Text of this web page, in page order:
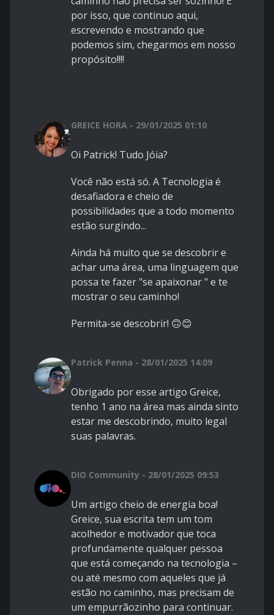
por isso, que continuo aqui,
escrevendo e mostrando que
podemos sim, chegarmos em nosso
propósito!!!!
GREICE HORA - 29/01/2025 01:10
Oi Patrick! Tudo Jóia?
Você não está só. A Tecnologia é
desafiadora e cheio de
possibilidades que a todo momento
estão surgindo...
Ainda há muito que se descobrir e
achar uma área, uma linguagem que
possa te fazer "se apaixonar " e te
mostrar o seu caminho!
Permita-se descobrir! 🙃😊
Patrick Penna - 28/01/2025 14:09
Obrigado por esse artigo Greice,
tenho 1 ano na área mas ainda sinto
estar me descobrindo, muito legal
suas palavras.
DIO Community - 28/01/2025 09:53
Um artigo cheio de energia boa!
Greice, sua escrita tem um tom
acolhedor e motivador que toca
profundamente qualquer pessoa
que está começando na tecnologia –
ou até mesmo com aqueles que já
estão no caminho, mas precisam de
um empurrãozinho para continuar.